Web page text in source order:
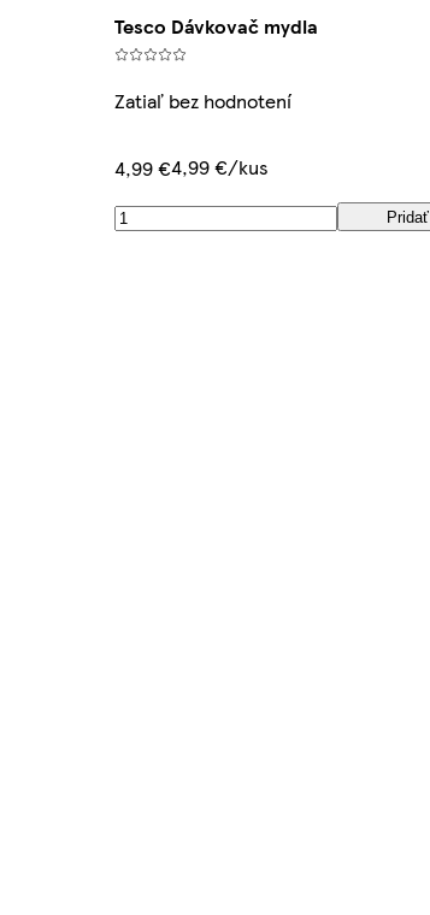
Tesco Dávkovač mydla
Zatiaľ bez hodnotení
4,99 €4,99 €/kus
Pridať